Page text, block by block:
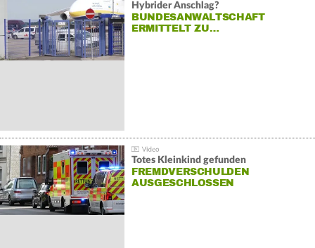
Hybrider Anschlag?
BUNDESANWALTSCHAFT
ERMITTELT ZU…
Totes Kleinkind gefunden
FREMDVERSCHULDEN
AUSGESCHLOSSEN